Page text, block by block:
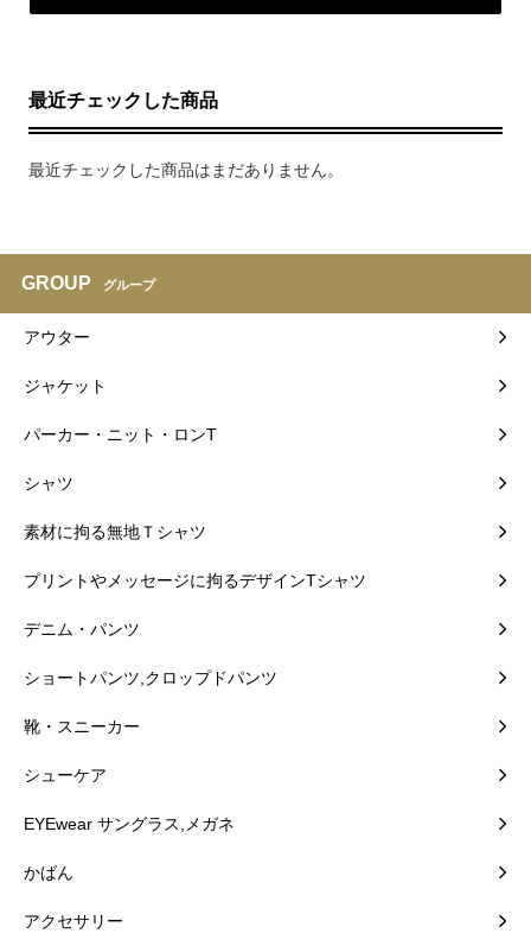
最近チェックした商品
最近チェックした商品はまだありません。
GROUP グループ
アウター
ジャケット
パーカー・ニット・ロンT
シャツ
素材に拘る無地Ｔシャツ
プリントやメッセージに拘るデザインTシャツ
デニム・パンツ
ショートパンツ,クロップドパンツ
靴・スニーカー
シューケア
EYEwear サングラス,メガネ
かばん
アクセサリー